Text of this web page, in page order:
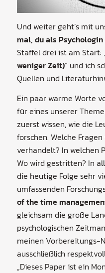
Und weiter geht’s mit
mal, du als Psychologin
Staffel drei ist am Start:
weniger Zeit)“ und ich
Quellen und
Ein paar warme Worte
für eines unserer
zuerst wissen, wie die
forschen. Welche
verhandelt? In welchen
Wo wird gestritten? In
die heutige Folge sehr
umfassenden
of the time
gleichsam die große
psychologischen
meinen Vorbereitungs-
ausschließlich
„Dieses Paper ist ein